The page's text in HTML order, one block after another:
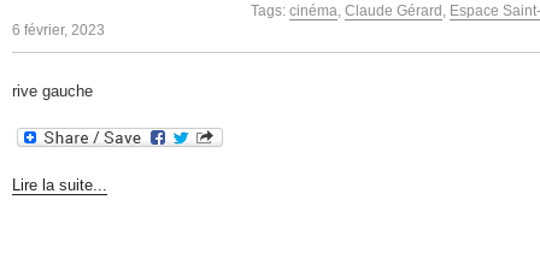
Tags: cinéma, Claude Gérard , Espace
6 février, 2023
rive gauche
Lire la suite...